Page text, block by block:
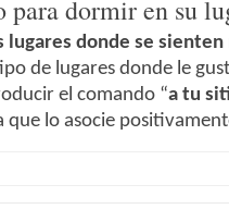
para dormir en su
lugares donde se sienten
de lugares donde le
el comando “a tu
que lo asocie